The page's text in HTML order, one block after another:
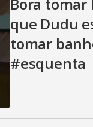
que Dudu
tomar
#esquenta